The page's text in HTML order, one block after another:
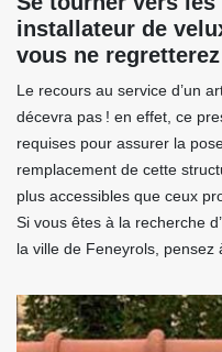
installateur de
vous ne regretterez
Le recours au service d’un
décevra pas ! en effet, ce
requises pour assurer la
remplacement de cette
plus accessibles que ceux
Si vous êtes à la recherche
la ville de Feneyrols, pensez